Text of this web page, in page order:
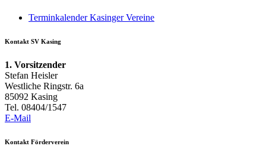
Terminkalender Kasinger Vereine
Kontakt SV Kasing
1. Vorsitzender
Stefan Heisler
Westliche Ringstr. 6a
85092 Kasing
Tel. 08404/1547
E-Mail
Kontakt Förderverein